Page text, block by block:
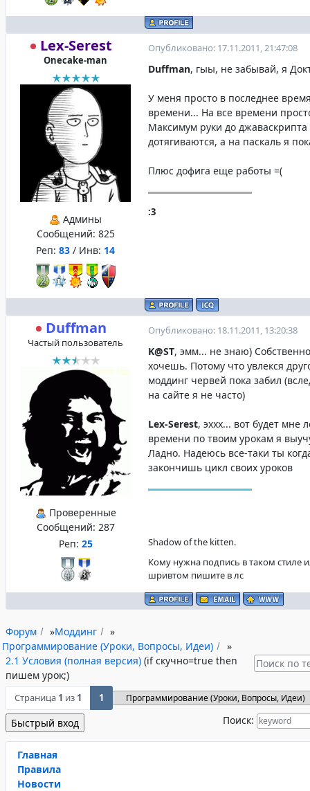
Lex-Serest
Onecake-man
Админы
Сообщений: 825
Реп: 83 / Инв: 14
Опубликовано: 17.11.2011, 21:47:08
Duffman, гыы, не забывай, я
У меня просто в последнее
времени... На все времени
Максимум руки до джаваскрипта
дотягиваются, а на паскаль я
Плюс дофига еще работы =(
:3
Duffman
Частый пользователь
Проверенные
Сообщений: 287
Реп: 25
Опубликовано: 18.11.2011, 13:20:38
K@ST, эмм... не знаю)
хочешь. Потому что увлекся
моддинг червей пока забил
на сайте я не часто)
Lex-Serest, эххх... вот будет мне
времени по твоим урокам я
Ладно. Надеюсь все-таки ты
закончишь цикл своих уроков
Shadow of the kitten.
Кому нужна подпись в таком стиле
шривтом пишите в лс
Форум »Моддинг
»
Программирование (Уроки, Вопросы, Идеи)
»
2.1 Условия (полная версия) (if скучно=true then
пишем урок;)
Страница 1 из 1 1
Поиск:
Главная
Правила
Новости